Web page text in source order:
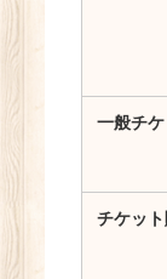
一般チ
チケッ